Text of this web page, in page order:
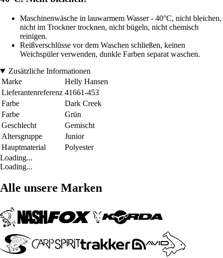
Maschinenwäsche in lauwarmem Wasser - 40°C, nicht bleichen,
nicht im Trockner trocknen, nicht bügeln, nicht chemisch
reinigen.
Reißverschlüsse vor dem Waschen schließen, keinen
Weichspüler verwenden, dunkle Farben separat waschen.
Zusätzliche Informationen
Marke
Helly Hansen
Lieferantenreferenz 41661-453
Farbe
Dark Creek
Farbe
Grün
Geschlecht
Gemischt
Altersgruppe
Junior
Hauptmaterial
Polyester
Loading...
Loading...
Alle unsere Marken